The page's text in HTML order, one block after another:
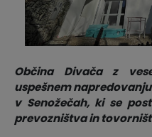
Občina Divača z
uspešnem
v Senožečah, ki se
prevozništva in
Krajevne skupnosti
Organigram
Varstvo osebnih
Predpisi in odloki
Proračun občine
Lokalne volitve